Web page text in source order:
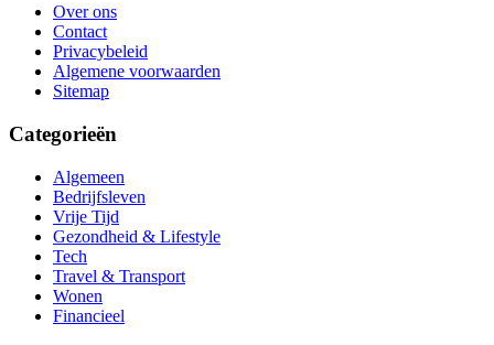
Over ons
Contact
Privacybeleid
Algemene voorwaarden
Sitemap
Categorieën
Algemeen
Bedrijfsleven
Vrije Tijd
Gezondheid & Lifestyle
Tech
Travel & Transport
Wonen
Financieel